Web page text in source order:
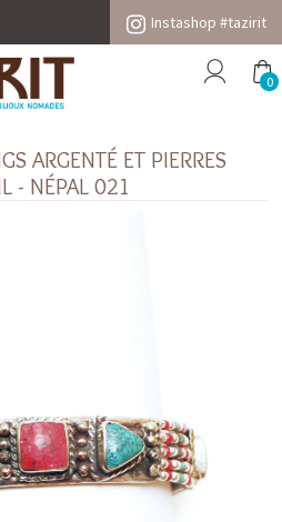
Instashop #tazirit
0
ARGENTÉ ET PIERRES
- NÉPAL 021